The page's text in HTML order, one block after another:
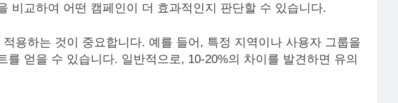
비교하여 어떤 캠페인이 더 효과적인지 판단할 수 있습니다.
용하는 것이 중요합니다. 예를 들어, 특정 지역이나 사용자 그룹을
를 얻을 수 있습니다. 일반적으로, 10-20%의 차이를 발견하면 유의